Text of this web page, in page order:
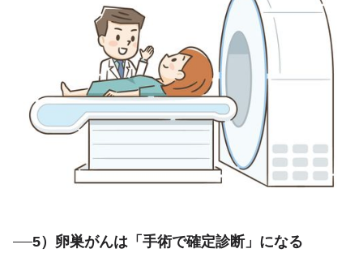
5）卵巣がんは「手術で確定診断」になる